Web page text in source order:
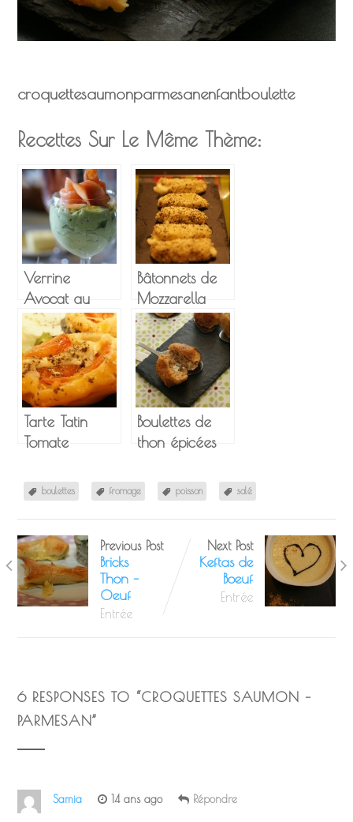
croquettesaumonparmesanenfantboulette
Recettes Sur Le Même Thème:
Verrine
Avocat au
citron vert –
Saumon fumé
Bâtonnets de
Mozzarella
Tarte Tatin
Tomate
Boulettes de
thon épicées
Madame Loïk
boulettes fromage poisson salé
Previous Post
Bricks
Thon –
Oeuf
Entrée
Next Post
Keftas de
Boeuf
Entrée
6 RESPONSES TO “CROQUETTES SAUMON –
PARMESAN”
Samia 14 ans ago Répondre